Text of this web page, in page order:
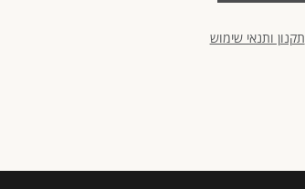
תקנון ותנאי שימוש